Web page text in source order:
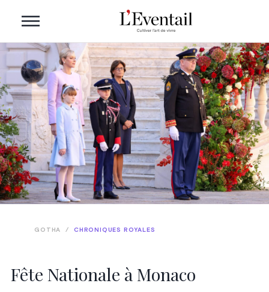
Fête Nationale à Monaco
GOTHA / CHRONIQUES ROYALES